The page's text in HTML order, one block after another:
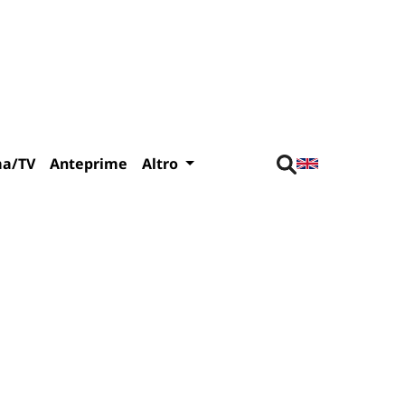
TV Anteprime Altro